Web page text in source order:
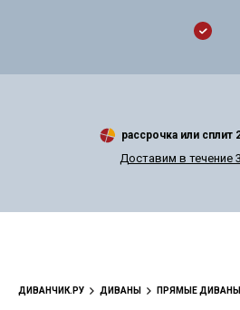
рассрочка или сплит
Доставим в течение
ДИВАНЧИК.РУ ДИВАНЫ ПРЯМЫЕ ДИВАНЫ